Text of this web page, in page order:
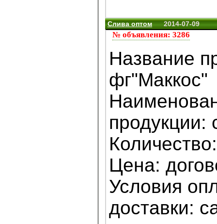
№ объявления: 3286
Слива оптом 2014-07-09
Название
фг"Маккос"
продукции:
Цена:
Условия
доставки: